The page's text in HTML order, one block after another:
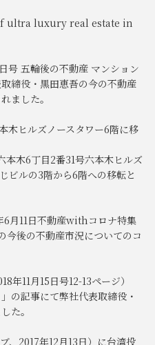
ultra luxury real estate in
号 五輪後の不動産 マンション
締役・黒田恵吾の今の不動産
ました。
木ヒルズノースタワー6階に移
本木6丁目2番31号六本木ヒルズ
ビルの3階から6階への移転と
6月11日不動産withコロナ特集
今後の不動産市況についてのコ
年11月15日号12-13ページ）
の記事にて弊社代表取締役・
た。
、2017年12月13日）に台湾投